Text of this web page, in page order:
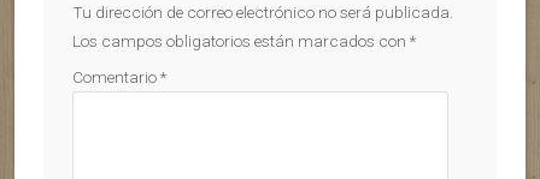
Tu dirección de correo electrónico no será publicada.
Los campos obligatorios están marcados con *
Comentario*